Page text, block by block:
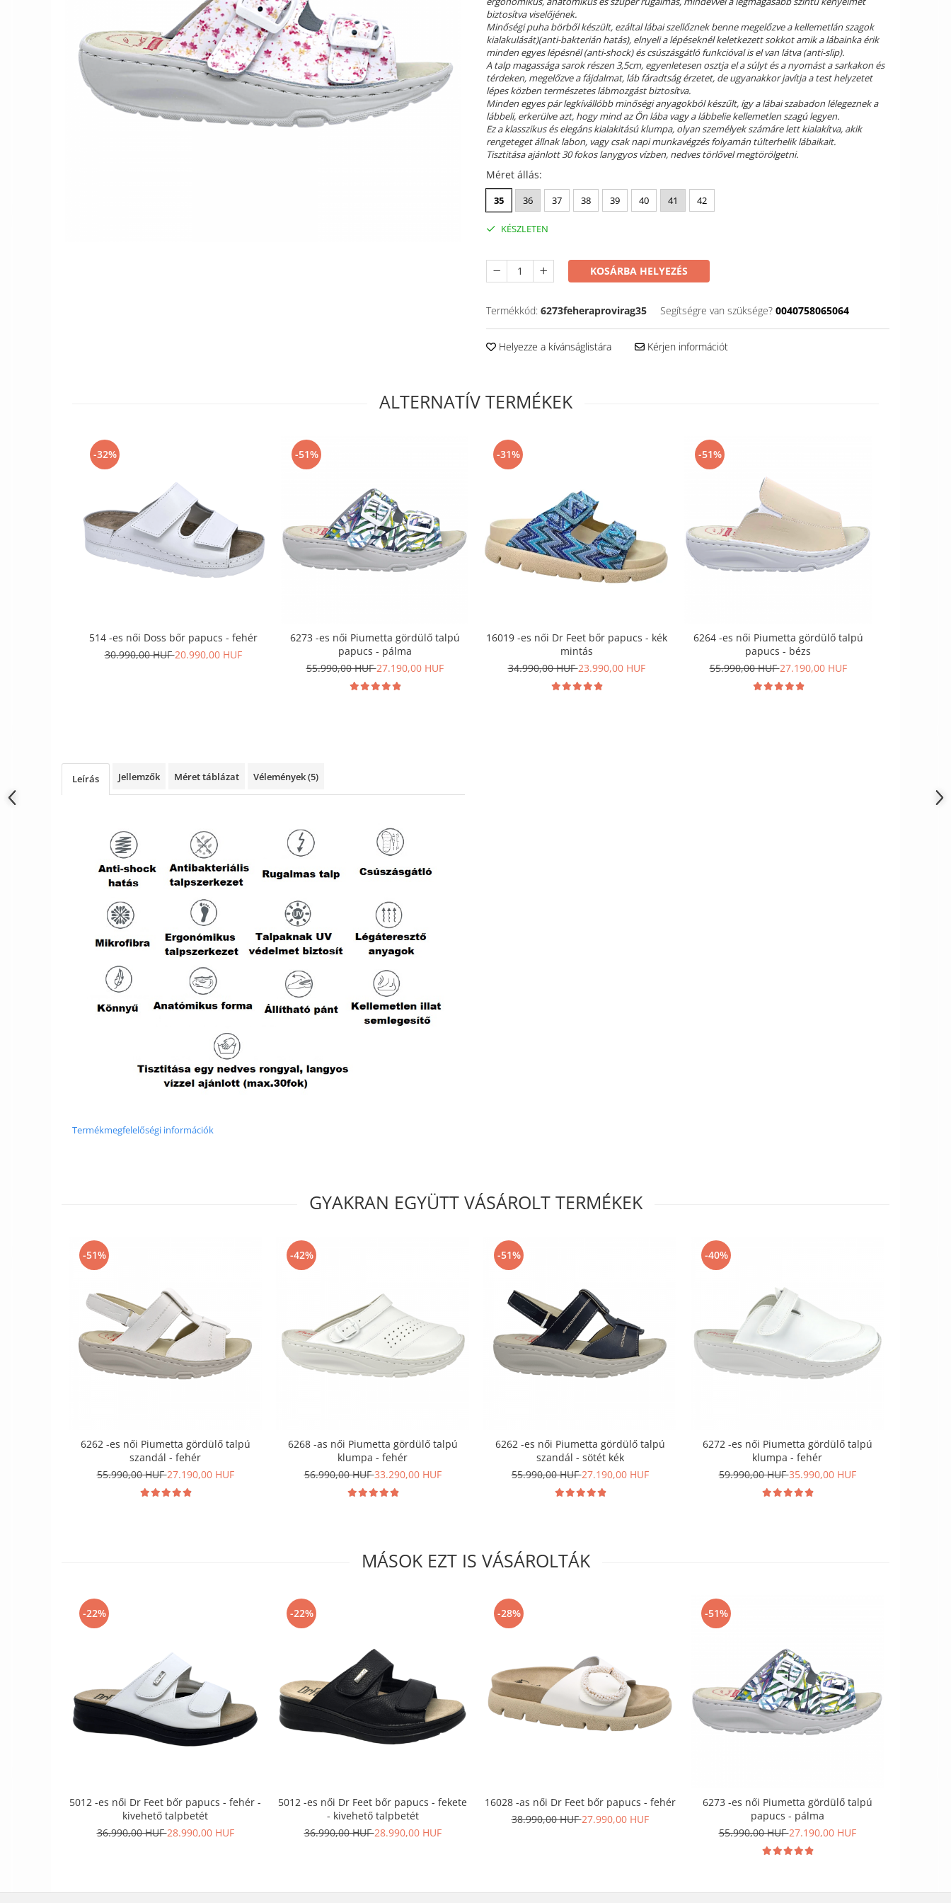
Férfi nyitott papucs - DOSS
Házi papucs - DOSS
PIUMETTA - gördülő talpú lábbeli
TÉLI GYAPJÚ PAPUCSOK - női és
BÜTYKÖS LÁBRA VALÓ PAPUCS
MUNKAVÉDELMI TANUSÍTVÁNNYAL
rendelkező termék
biztosítva viselőjének.
Minőségi puha börből készült, ezáltal lábai szellőznek benne megelőzve a kellemetlán szagok
kialakulását)(anti-bakterián hatás), elnyeli a lépéseknél keletkezett sokkot amik a lábainka érik
minden egyes lépésnél (anti-shock) és csúszásgátló funkcióval is el van látva (anti-slip).
A talp magassága sarok részen 3,5cm, egyenletesen osztja el a súlyt és a nyomást a sarkakon és
térdeken, megelőzve a fájdalmat, láb fáradtság érzetet, de ugyanakkor javítja a test helyzetet
lépes közben természetes lábmozgást biztosítva.
Minden egyes pár legkívállóbb minőségi anyagokból készűlt, így a lábai szabadon lélegeznek a
lábbeli, erkerülve azt, hogy mind az Ön lába vagy a lábbelie kellemetlen szagú legyen.
Ez a klasszikus és elegáns kialakitású klumpa, olyan személyek számáre lett kialakítva, akik
rengeteget állnak labon, vagy csak napi munkavégzés folyamán túlterhelik lábaikait.
Tisztitása ajánlott 30 fokos lanygyos vízben, nedves törlővel megtörölgetni.
Méret állás:
35 36 37 38 39 40 41 42
KÉSZLETEN
KOSÁRBA HELYEZÉS
Termékkód: 6273feheraprovirag35 Segítségre van szüksége? 0040758065064
Helyezze a kívánságlistára Kérjen információt
ALTERNATÍV TERMÉKEK
-32%
514 -es női Doss bőr papucs - fehér
30.990,00 HUF20.990,00 HUF
-51%
6273 -es női Piumetta gördülő talpú
papucs - pálma
55.990,00 HUF27.190,00 HUF
-31%
16019 -es női Dr Feet bőr papucs - kék
mintás
34.990,00 HUF23.990,00 HUF
-51%
6264 -es női Piumetta gördülő talpú
papucs - bézs
55.990,00 HUF27.190,00 HUF
Leírás Jellemzők Méret táblázat Vélemények(5)
Termékmegfelelőségi információk
GYAKRAN EGYÜTT VÁSÁROLT TERMÉKEK
-51%
6262 -es női Piumetta gördülő talpú
szandál - fehér
55.990,00 HUF27.190,00 HUF
-42%
6268 -as női Piumetta gördülő talpú
klumpa - fehér
56.990,00 HUF33.290,00 HUF
-51%
6262 -es női Piumetta gördülő talpú
szandál - sötét kék
55.990,00 HUF27.190,00 HUF
-40%
6272 -es női Piumetta gördülő talpú
klumpa - fehér
59.990,00 HUF35.990,00 HUF
MÁSOK EZT IS VÁSÁROLTÁK
-22%
5012 -es női Dr Feet bőr papucs - fehér -
kivehető talpbetét
36.990,00 HUF28.990,00 HUF
-22%
5012 -es női Dr Feet bőr papucs - fekete
- kivehető talpbetét
36.990,00 HUF28.990,00 HUF
-28%
16028 -as női Dr Feet bőr papucs - fehér
38.990,00 HUF27.990,00 HUF
-51%
6273 -es női Piumetta gördülő talpú
papucs - pálma
55.990,00 HUF27.190,00 HUF